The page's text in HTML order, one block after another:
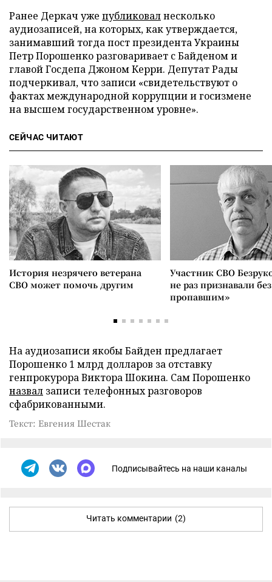
Ранее Деркач уже публиковалнесколько
аудиозаписей, на которых, как утверждается,
занимавший тогда пост президента Украины
Петр Порошенко разговаривает с Байденом и
главой Госдепа Джоном Керри. Депутат Рады
подчеркивал, что записи «свидетельствуют о
фактах международной коррупции и госизмене
на высшем государственном уровне».
СЕЙЧАС ЧИТАЮТ
История незрячего ветерана
СВО может помочь другим
Участник СВО
не раз признавали
пропавшим»
На аудиозаписи якобы Байден предлагает
Порошенко 1 млрд долларов за отставку
генпрокурора Виктора Шокина. Сам Порошенко
назвал записи телефонных разговоров
сфабрикованными.
Текст: Евгения Шестак
Подписывайтесь на наши каналы
Читать комментарии (2)